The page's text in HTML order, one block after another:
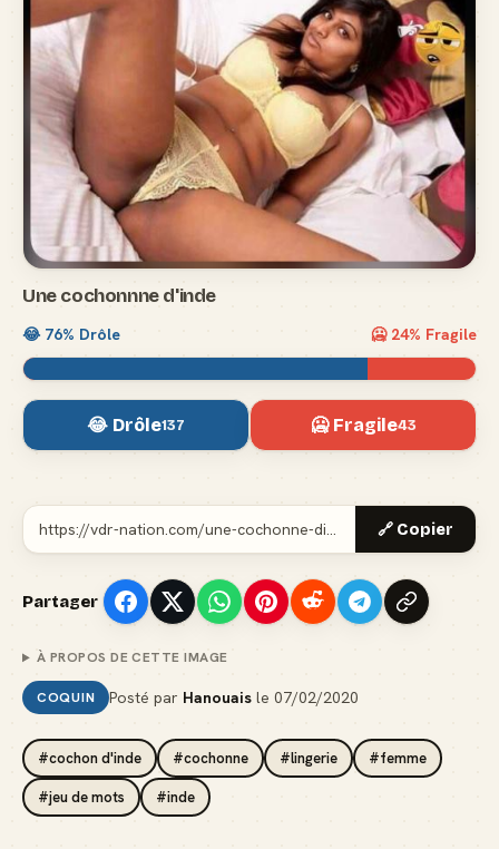
Une cochonnne d'inde
😂 76% Drôle 🥶 24% Fragile
😂 Drôle137 🥶 Fragile43
🔗 Copier
Partager
À PROPOS DE CETTE IMAGE
COQUIN Posté par Hanouais le07/02/2020
#cochon d'inde #cochonne #lingerie #femme
#jeu de mots #inde